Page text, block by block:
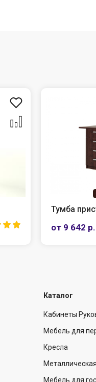
Тумба
от 9 642 р.
Каталог
Кабинеты
Мебель для
Кресла
Мебель для